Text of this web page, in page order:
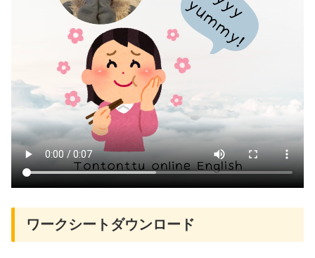
ワークシートダウンロード